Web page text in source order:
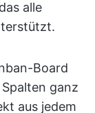
alle
Board
ganz
aus jedem